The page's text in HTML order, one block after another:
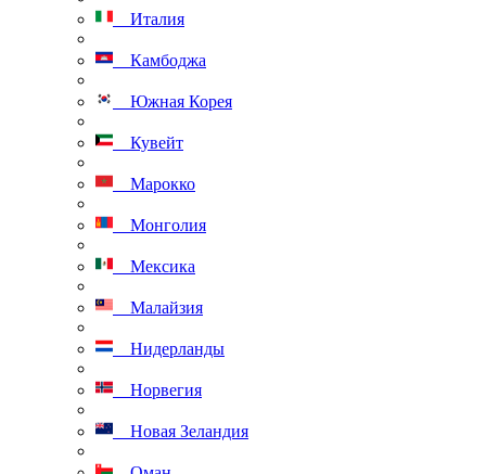
Италия
Камбоджа
Южная Корея
Кувейт
Марокко
Монголия
Мексика
Малайзия
Нидерланды
Норвегия
Новая Зеландия